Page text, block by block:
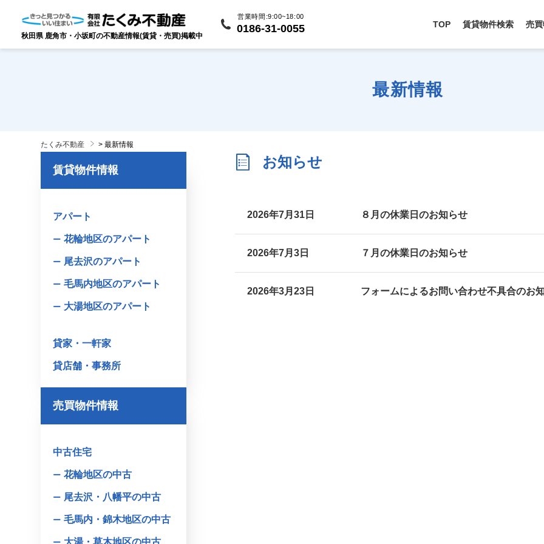
秋田県 鹿角市・小坂町の不動産情報(賃貸・売買)掲載中
営業時間:9:00~18:00
0186-31-0055 TOP 賃貸物件検索 売
最新情報
たくみ不動産 >最新情報
お知らせ
2026年7月31日 ８月の休業日のお知らせ
2026年7月3日 ７月の休業日のお知らせ
2026年3月23日 フォームによるお問い合わせ不具合のお
賃貸物件情報
アパート
花輪地区のアパート
尾去沢のアパート
毛馬内地区のアパート
大湯地区のアパート
貸家・一軒家
貸店舗・事務所
売買物件情報
中古住宅
花輪地区の中古
尾去沢・八幡平の中古
毛馬内・錦木地区の中古
大湯・草木地区の中古